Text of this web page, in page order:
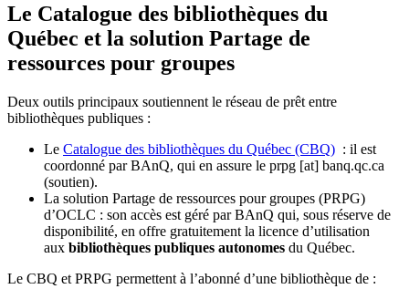
Le Catalogue des bibliothèques du
Québec et la solution Partage de
ressources pour groupes
Deux outils principaux soutiennent le réseau de prêt entre
bibliothèques publiques :
Le Catalogue des bibliothèques du Québec (CBQ) : il est
coordonné par BAnQ, qui en assure le prpg [at] banq.qc.ca
(soutien).
La solution Partage de ressources pour groupes (PRPG)
d’OCLC : son accès est géré par BAnQ qui, sous réserve de
disponibilité, en offre gratuitement la licence d’utilisation
aux bibliothèques publiques autonomes du Québec.
Le CBQ et PRPG permettent à l’abonné d’une bibliothèque de :